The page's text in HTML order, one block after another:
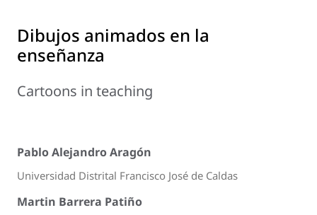
Dibujos animados en la
enseñanza
Cartoons in teaching
Pablo Alejandro Aragón
Universidad Distrital Francisco José de Caldas
Martin Barrera Patiño